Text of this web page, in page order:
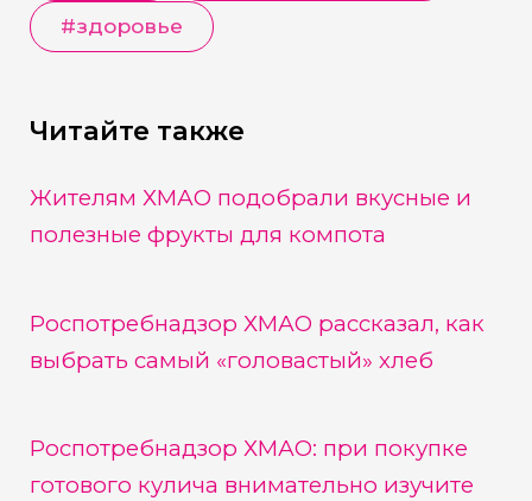
#здоровье
Читайте также
Жителям ХМАО подобрали вкусные и
полезные фрукты для компота
Роспотребнадзор ХМАО рассказал, как
выбрать самый «головастый» хлеб
Роспотребнадзор ХМАО: при покупке
готового кулича внимательно изучите